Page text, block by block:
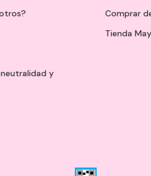
y
Comprar
Tienda